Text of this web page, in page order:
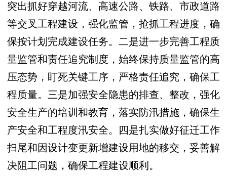
突出抓好穿越河流、高速公路、铁路、市政道路
等交叉工程建设 ，强化监管， 抢抓工程进度，确
保按计划完成建设任务。 二是进一步完善工程质
量监管和责任追究制度，始终保持质量监管的高
压态势， 盯死关键工序，严格责任追究， 确保工
程质量。三是加强安全隐患的排查、整改，强化
安全生产的培训和教育，落实防汛措施， 确保生
产安全和工程度汛安全。
四是扎实做好征迁工作
扫尾和因设计变更新增建设用地的移交，妥善解
决阻工问题，确保工程建设顺利。